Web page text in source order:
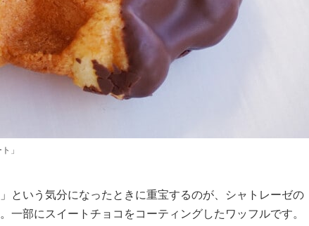
」
という気分になったときに重宝するのが、シャトレーゼの
一部にスイートチョコをコーティングしたワッフルです。